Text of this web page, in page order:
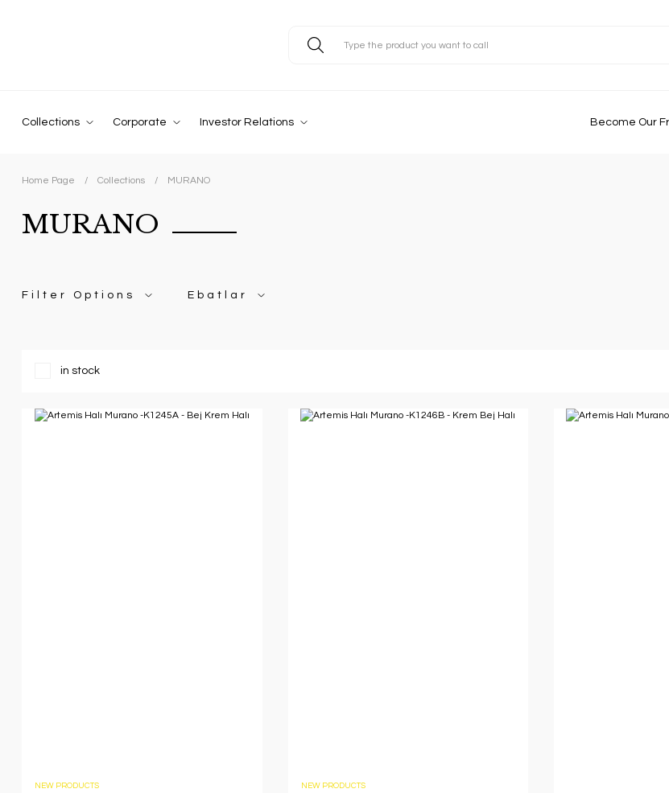
Collections Corporate Investor Relations Become Our
Home Page Collections MURANO
MURANO
Filter Options Ebatlar
in stock
NEW PRODUCTS NEW PRODUCTS